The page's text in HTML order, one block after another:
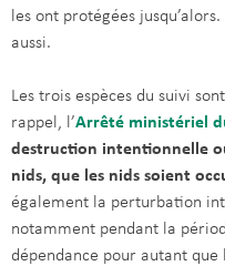
les ont protégées
aussi.
Les trois espèces du suivi
rappel, l’Arrêté ministériel
destruction intentionnelle
nids, que les nids soient
également la perturbation
notamment pendant la
dépendance pour autant